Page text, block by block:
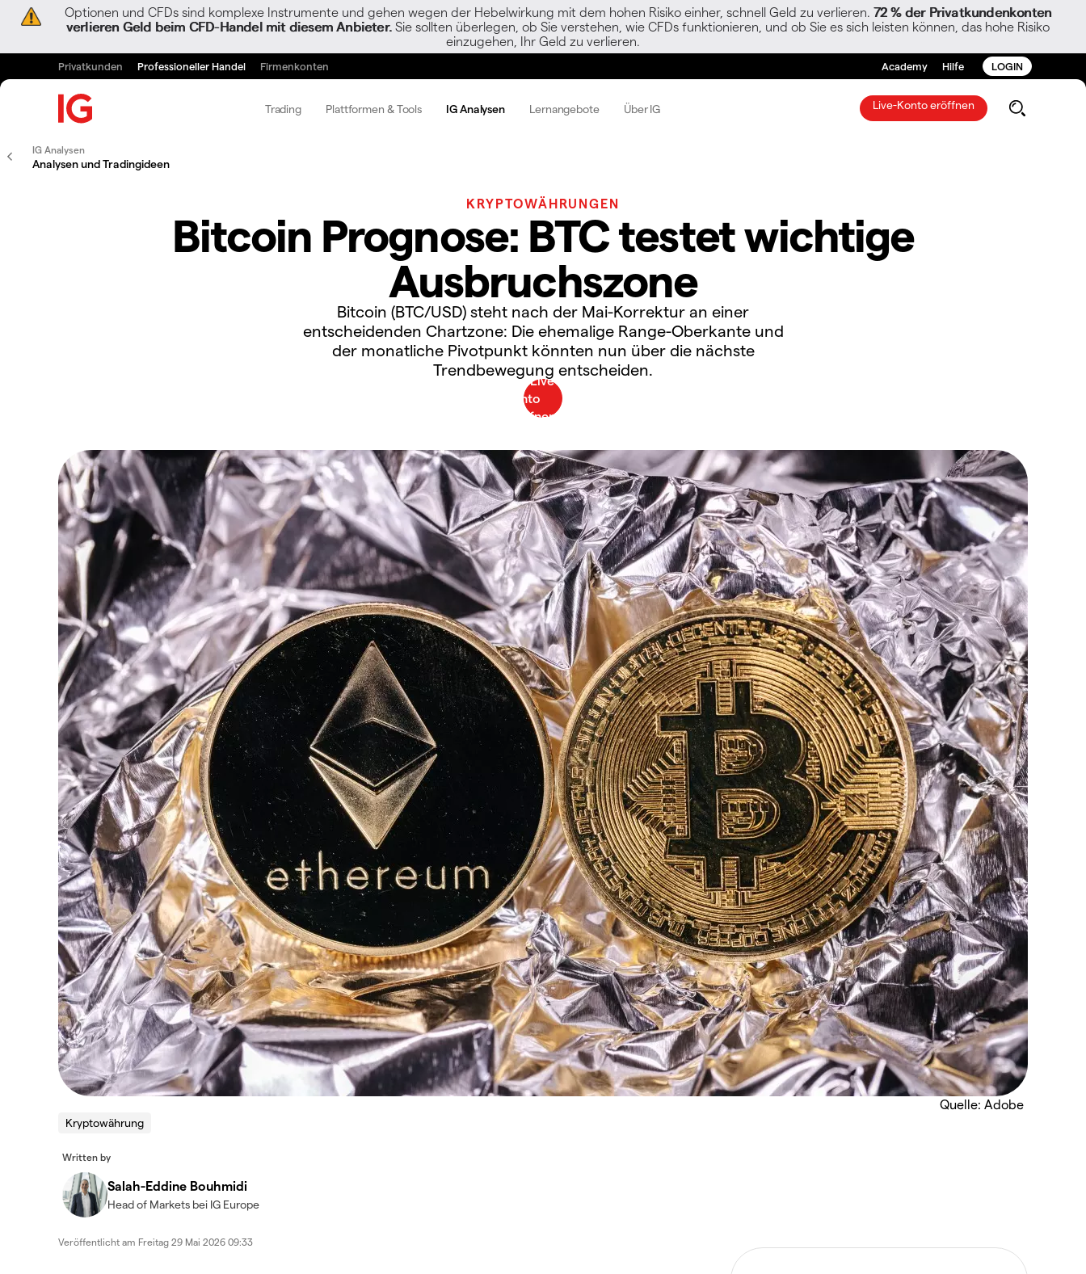
Optionen und CFDs sind komplexe Instrumente und gehen wegen der Hebelwirkung mit dem hohen Risiko einher, schnell Geld zu verlieren. 72 % der Privatkundenkonten
verlieren Geld beim CFD-Handel mit diesem Anbieter. Sie sollten überlegen, ob Sie verstehen, wie CFDs funktionieren, und ob Sie es sich leisten können, das hohe Risiko
einzugehen, Ihr Geld zu verlieren.
Privatkunden Professioneller Handel Firmenkonten Academy Hilfe LOGIN
Trading Plattformen & Tools IG Analysen Lernangebote Über IG Live-Konto eröffnen
IG Analysen
Analysen und Tradingideen
KRYPTOWÄHRUNGEN
Bitcoin Prognose: BTC testet wichtige
Ausbruchszone
Bitcoin (BTC/USD) steht nach der Mai-Korrektur an einer
entscheidenden Chartzone: Die ehemalige Range-Oberkante und
der monatliche Pivotpunkt könnten nun über die nächste
Trendbewegung entscheiden.
Quelle: Adobe
Kryptowährung
Written by
Salah-Eddine Bouhmidi
Head of Markets bei IG Europe
Veröffentlicht am Freitag 29 Mai 2026 09:33